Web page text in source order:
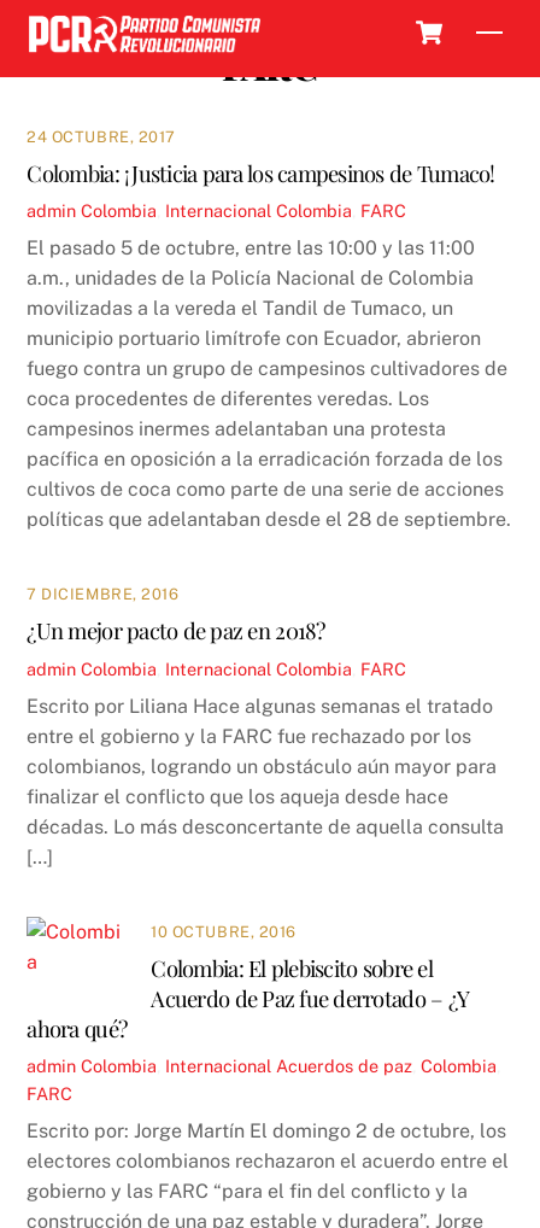
Skip
content
FARC
24 OCTUBRE, 2017
Colombia: ¡Justicia para los campesinos de Tumaco!
admin Colombia Internacional Colombia FARC
El pasado 5 de octubre, entre las 10:00 y las 11:00
a.m., unidades de la Policía Nacional de Colombia
movilizadas a la vereda el Tandil de Tumaco, un
municipio portuario limítrofe con Ecuador, abrieron
fuego contra un grupo de campesinos cultivadores de
coca procedentes de diferentes veredas. Los
campesinos inermes adelantaban una protesta
pacífica en oposición a la erradicación forzada de los
cultivos de coca como parte de una serie de acciones
políticas que adelantaban desde el 28 de septiembre.
7 DICIEMBRE, 2016
¿Un mejor pacto de paz en 2018?
admin Colombia Internacional Colombia FARC
Escrito por Liliana Hace algunas semanas el tratado
entre el gobierno y la FARC fue rechazado por los
colombianos, logrando un obstáculo aún mayor para
finalizar el conflicto que los aqueja desde hace
décadas. Lo más desconcertante de aquella consulta
[…]
10 OCTUBRE, 2016
Colombia: El plebiscito sobre el
Acuerdo de Paz fue derrotado – ¿Y
ahora qué?
admin Colombia Internacional Acuerdos de paz ,Colombia
FARC
Escrito por: Jorge Martín El domingo 2 de octubre, los
electores colombianos rechazaron el acuerdo entre el
gobierno y las FARC “para el fin del conflicto y la
construcción de una paz estable y duradera”. Jorge